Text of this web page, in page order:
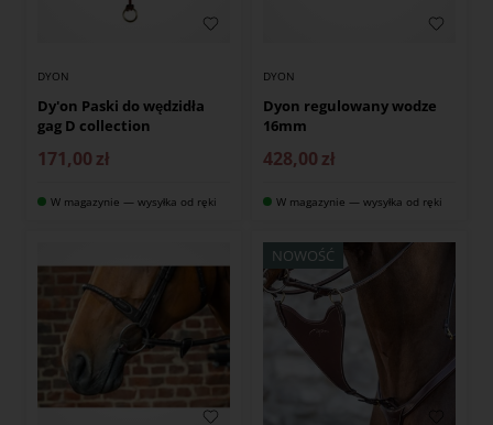
DYON
Dy'on Paski do wędzidła
gag D collection
171,00 zł
W magazynie — wysyłka od ręki
DYON
Dyon regulowany wodze
16mm
428,00 zł
W magazynie — wysyłka od ręki
NOWOŚĆ